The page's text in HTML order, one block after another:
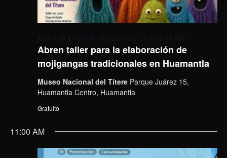
Abren taller para la elaboración de
mojigangas tradicionales en Huamantla
julio 6 @ 1:00 PM - septiembre 11 @ 6:00 PM
Museo Nacional del Títere Parque Juárez 15,
Huamantla Centro, Huamantla
Gratuito
11:00 AM